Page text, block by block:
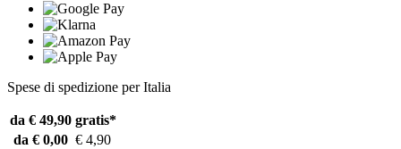
Spese di spedizione per Italia
da € 49,90 gratis*
da € 0,00 € 4,90